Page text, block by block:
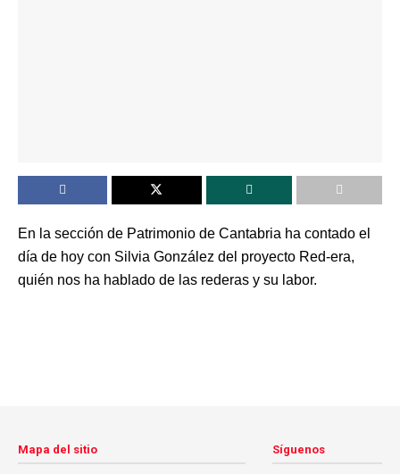
En la sección de Patrimonio de Cantabria ha contado el
día de hoy con Silvia González del proyecto Red-era,
quién nos ha hablado de las rederas y su labor.
Mapa del sitio Síguenos